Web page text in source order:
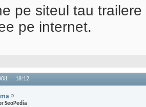
pe siteul tau
pe internet.
18:12
SeoPedia